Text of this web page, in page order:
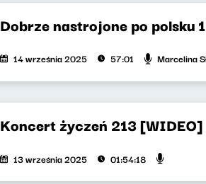
Dobrze nastrojone po polsku
14 września 2025 57:01 Marcelina
Koncert życzeń 213 [WIDEO]
13 września 2025 01:54:18